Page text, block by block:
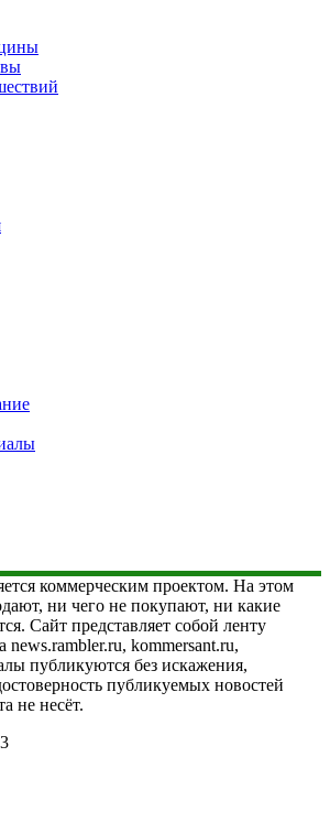
коммерческим проектом. На этом
ни чего не покупают, ни какие
Сайт представляет собой ленту
news.rambler.ru, kommersant.ru,
публикуются без искажения,
публикуемых новостей
не несёт.